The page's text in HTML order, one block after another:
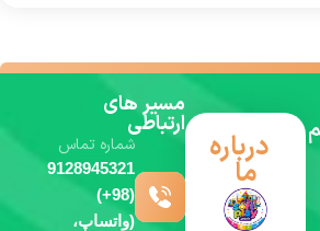
درباره
ما
مسیر های
ارتباطی
شماره تماس
9128945321
(98+)
(واتساپ،